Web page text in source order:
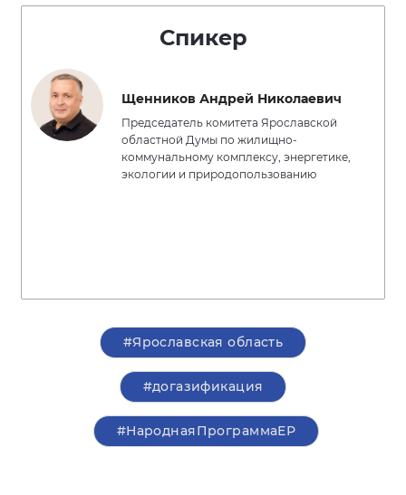
Спикер
Щенников Андрей Николаевич
Председатель комитета Ярославской
областной Думы по жилищно-
коммунальному комплексу, энергетике,
экологии и природопользованию
#Ярославская область
#догазификация
#НароднаяПрограммаЕР